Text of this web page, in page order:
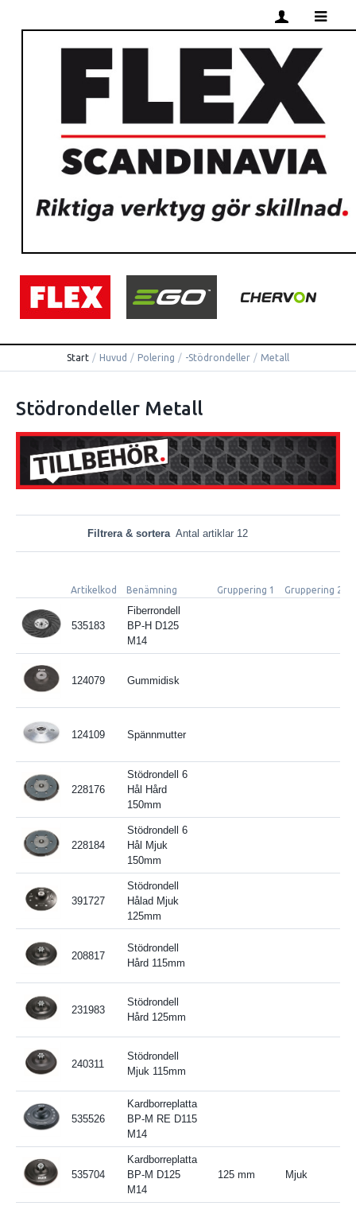
Start / Huvud / Polering / -Stödrondeller / Metall
Stödrondeller Metall
Filtrera & sortera Antal artiklar 12
Artikelkod Benämning Gruppering 1 Gruppering 2
535183
Fiberrondell
BP-H D125
M14
124079 Gummidisk
124109 Spännmutter
228176
Stödrondell 6
Hål Hård
150mm
228184
Stödrondell 6
Hål Mjuk
150mm
391727
Stödrondell
Hålad Mjuk
125mm
208817
Stödrondell
Hård 115mm
231983
Stödrondell
Hård 125mm
240311
Stödrondell
Mjuk 115mm
535526
Kardborreplatta
BP-M RE D115
M14
535704
Kardborreplatta
BP-M D125
M14
125 mm Mjuk